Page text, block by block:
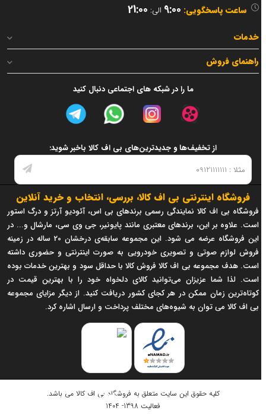
ساعت پاسخگویی:9:00الی:21:00
خدمات
راهنمای فروش
ما را در شبکه های اجتماعی دنبال کنید
از تخفیف‌ها و جدیدترین‌های بی اف کالا باخبر شوید:
فروشگاه اینترنتی بی اف کالا، بررسی، انتخاب و خرید آنلاین
فروشگاه بی اف کالا نمایندگی رسمی برندهای بی اس، آئودیو آرتز و درگ استور
است. علاوه بر این، برندهای معتبری مانند پایونیر، جی وی سی، مارشال و... در
این فروشگاه عرضه می شود. این مجموعه سابقه‌ی درخشان 20 ساله در زمینه
فروش لوازم صوتی و تصویری خودرویی به صورت اینترنتی و حضوری داشته
است. هدف مجموعه بی اف کالا فروش کالا با حداقل سود و بهترین خدمات بوده
است. لذا شما عزیزان می‌توانید کالای دلخواه خود را با بهترین قیمت در
کوتاه‌ترین زمان ممکن در هر کجای کشور دریافت کنید. از دیگر مزایای مجموعه
بی اف کالا می توان به شیوه‌های مختلف پرداخت و ارسال اشاره کرد.
کلیه حقوق این سایت متعلق بهفروشگاه بی اف کالامی باشد.
فعالیت 1398- 1404